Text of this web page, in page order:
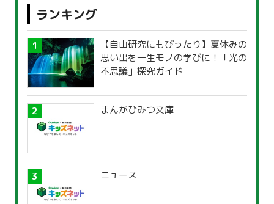
ランキング
【自由研究にもぴったり】夏休みの
思い出を一生モノの学びに！「光の
不思議」探究ガイド
まんがひみつ文庫
ニュース